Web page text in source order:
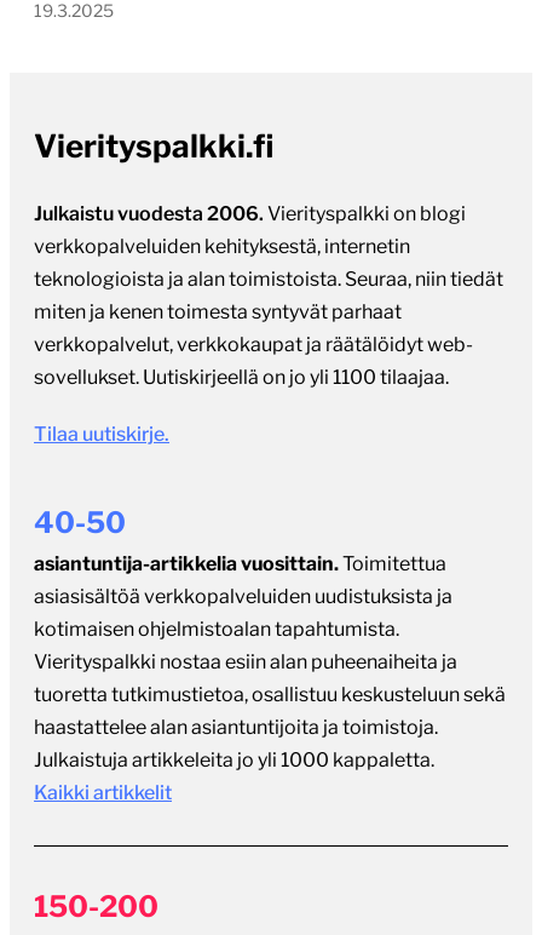
19.3.2025
Vierityspalkki.fi
Julkaistu vuodesta 2006. Vierityspalkki on blogi
verkkopalveluiden kehityksestä, internetin
teknologioista ja alan toimistoista. Seuraa, niin tiedät
miten ja kenen toimesta syntyvät parhaat
verkkopalvelut, verkkokaupat ja räätälöidyt web-
sovellukset. Uutiskirjeellä on jo yli 1100 tilaajaa.
Tilaa uutiskirje.
40-50
asiantuntija-artikkelia vuosittain.Toimitettua
asiasisältöä verkkopalveluiden uudistuksista ja
kotimaisen ohjelmistoalan tapahtumista.
Vierityspalkki nostaa esiin alan puheenaiheita ja
tuoretta tutkimustietoa, osallistuu keskusteluun sekä
haastattelee alan asiantuntijoita ja toimistoja.
Julkaistuja artikkeleita jo yli 1000 kappaletta.
Kaikki artikkelit
150-200